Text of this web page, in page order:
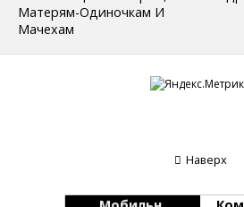
Матерям-Одиночкам И
Мачехам
Наверх